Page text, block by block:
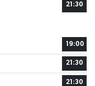
21:30
19:00
21:30
21:30